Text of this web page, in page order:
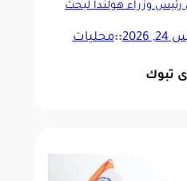
رئيس وزراء هولندا لبحث
2026
::محليات
تبوك